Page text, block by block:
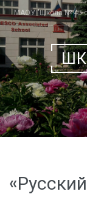
Skip
to
content
МАОУ "Школа № 45 с